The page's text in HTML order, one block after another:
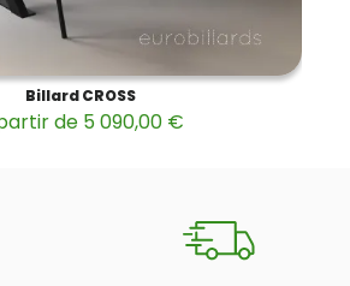
Billard CROSS
de 5 090,00 €